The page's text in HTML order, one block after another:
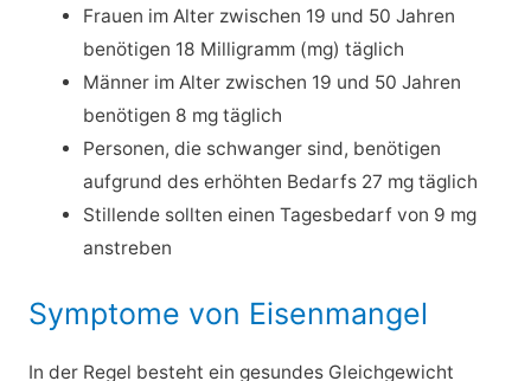
Frauen im Alter zwischen 19 und 50 Jahren
benötigen 18 Milligramm (mg) täglich
Männer im Alter zwischen 19 und 50 Jahren
benötigen 8 mg täglich
Personen, die schwanger sind, benötigen
aufgrund des erhöhten Bedarfs 27 mg täglich
Stillende sollten einen Tagesbedarf von 9 mg
anstreben
Symptome von Eisenmangel
In der Regel besteht ein gesundes Gleichgewicht